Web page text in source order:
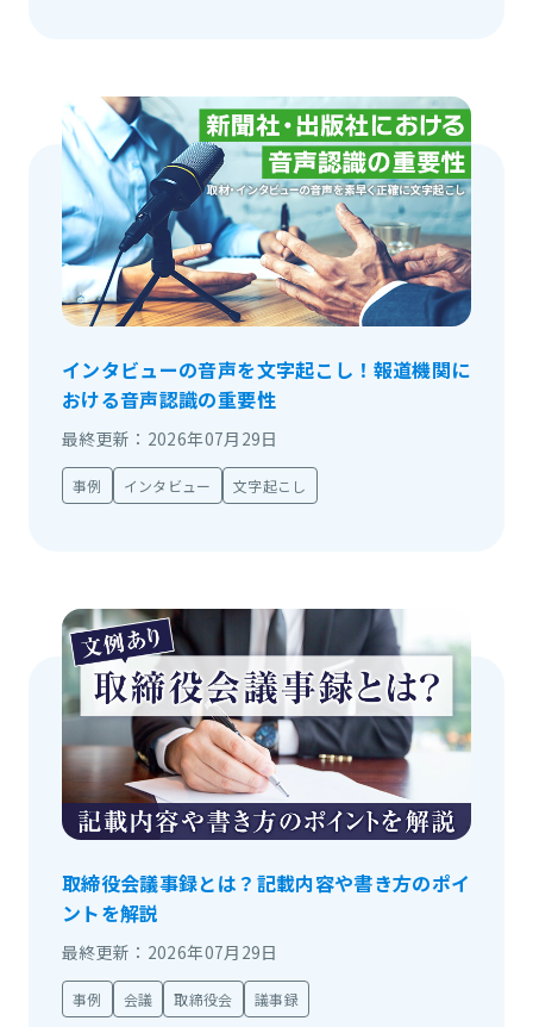
インタビューの音声を文字起こし！報道機関に
おける音声認識の重要性
最終更新：2026年07月29日
事例 インタビュー 文字起こし
取締役会議事録とは？記載内容や書き方のポイ
ントを解説
最終更新：2026年07月29日
事例 会議 取締役会 議事録